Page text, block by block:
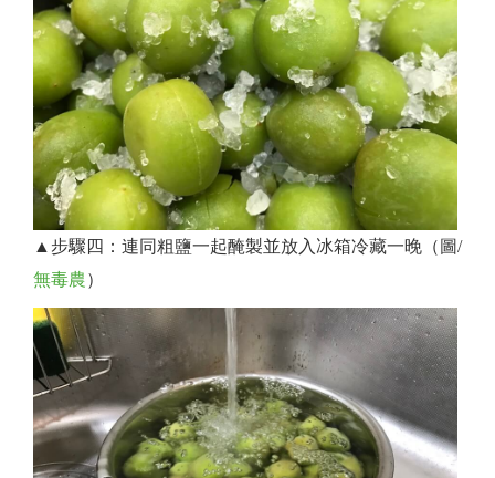
▲步驟四：連同粗鹽一起醃製並放入冰箱冷藏一晚（圖/
無毒農）